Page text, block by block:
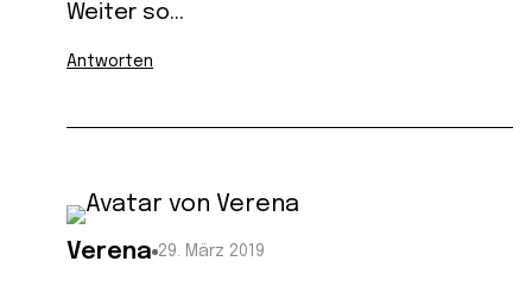
Weiter so…
Antworten
Verena 29. März 2019